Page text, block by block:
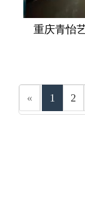
重庆青怡
« 1 2